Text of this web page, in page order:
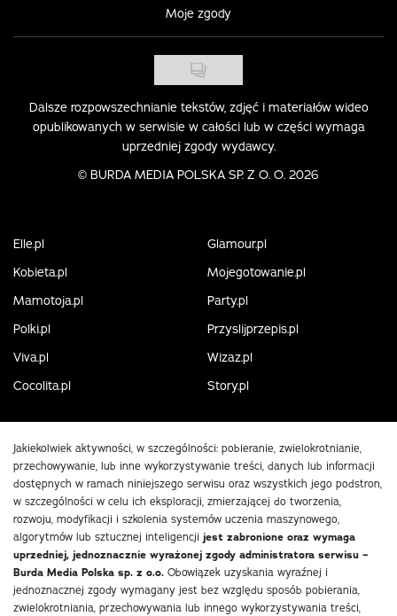
Moje zgody
Dalsze rozpowszechnianie tekstów, zdjęć i materiałów wideo
opublikowanych w serwisie w całości lub w części wymaga
uprzedniej zgody wydawcy.
© BURDA MEDIA POLSKA SP. Z O. O. 2026
Elle.pl
Glamour.pl
Kobieta.pl
Mojegotowanie.pl
Mamotoja.pl
Party.pl
Polki.pl
Przyslijprzepis.pl
Viva.pl
Wizaz.pl
Cocolita.pl
Story.pl
Jakiekolwiek aktywności, w szczególności: pobieranie, zwielokrotnianie,
przechowywanie, lub inne wykorzystywanie treści, danych lub informacji
dostępnych w ramach niniejszego serwisu oraz wszystkich jego podstron,
w szczególności w celu ich eksploracji, zmierzającej do tworzenia,
rozwoju, modyfikacji i szkolenia systemów uczenia maszynowego,
algorytmów lub sztucznej inteligencji jest zabronione oraz wymaga
uprzedniej, jednoznacznie wyrażonej zgody administratora serwisu –
Burda Media Polska sp. z o.o. Obowiązek uzyskania wyraźnej i
jednoznacznej zgody wymagany jest bez względu sposób pobierania,
zwielokrotniania, przechowywania lub innego wykorzystywania treści,